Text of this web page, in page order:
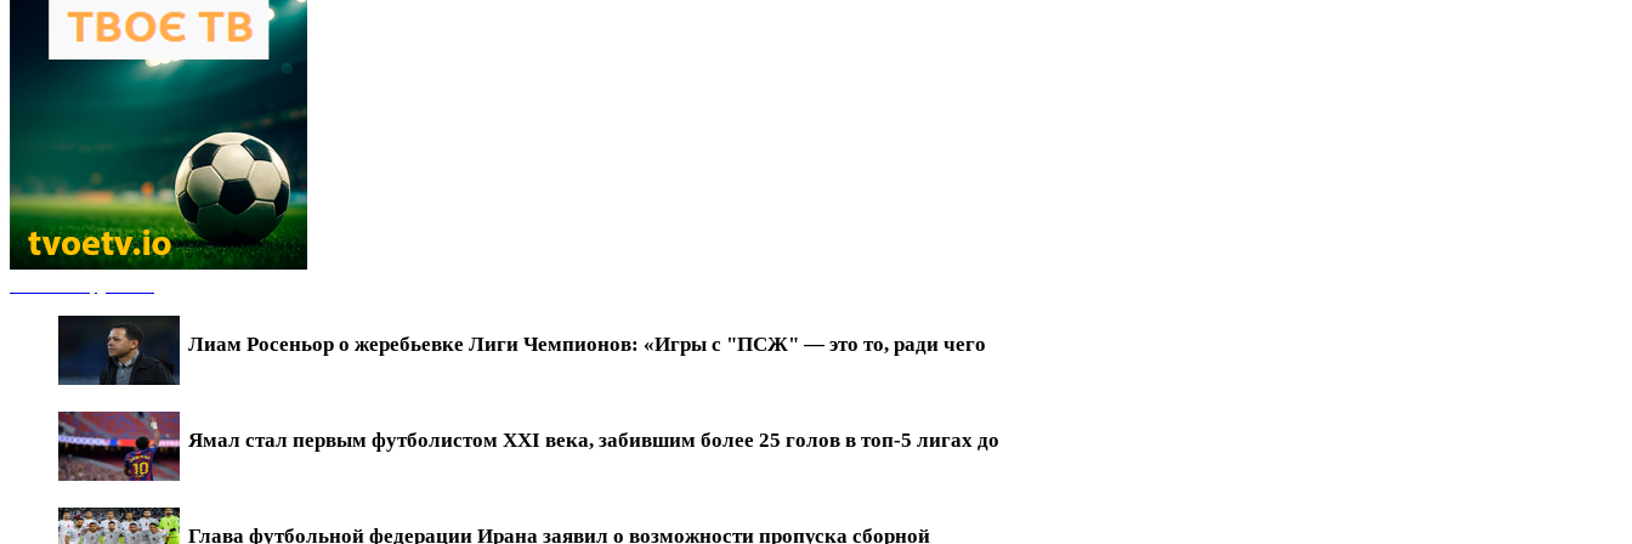
Лиам Росеньор о жеребьевке Лиги Чемпионов: «Игры с "ПСЖ" — это то, ради чего
Ямал стал первым футболистом XXI века, забившим более 25 голов в топ-5 лигах до
Глава футбольной федерации Ирана заявил о возможности пропуска сборной